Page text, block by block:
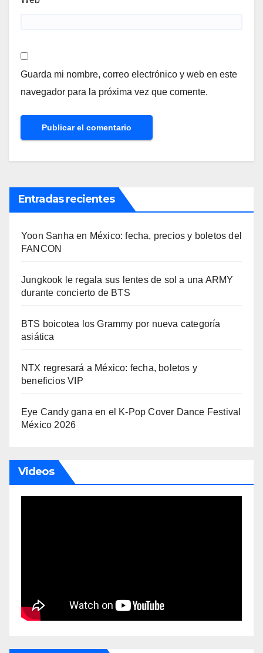
Guarda mi nombre, correo electrónico y web en este
navegador para la próxima vez que comente.
Entradas recientes
Yoon Sanha en México: fecha, precios y boletos del
FANCON
Jungkook le regala sus lentes de sol a una ARMY
durante concierto de BTS
BTS boicotea los Grammy por nueva categoría
asiática
NTX regresará a México: fecha, boletos y
beneficios VIP
Eye Candy gana en el K-Pop Cover Dance Festival
México 2026
Videos